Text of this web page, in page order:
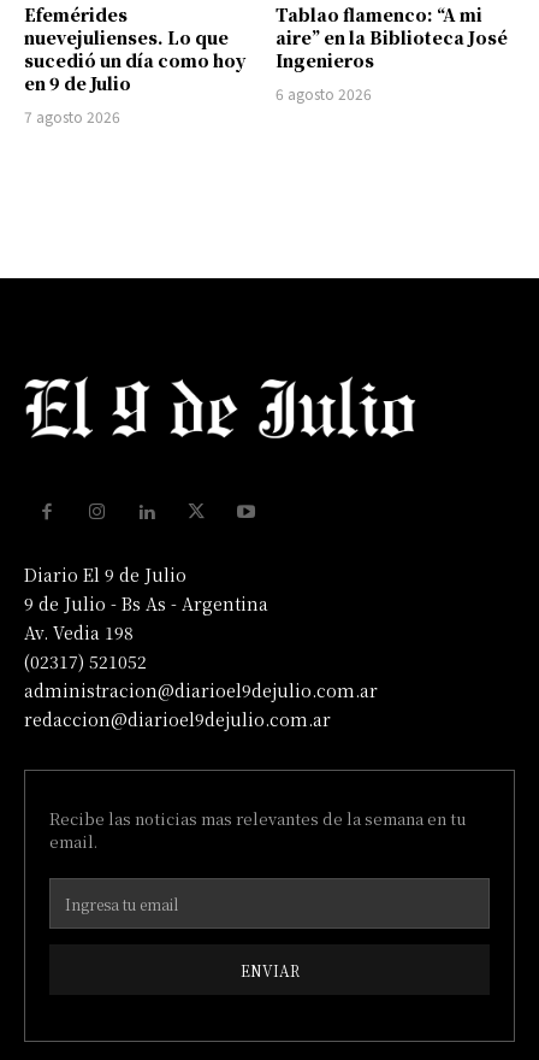
Efemérides
nuevejulienses. Lo que
sucedió un día como hoy
en 9 de Julio
7 agosto 2026
Tablao flamenco: “A mi
aire” en la Biblioteca José
Ingenieros
6 agosto 2026
Diario El 9 de Julio
9 de Julio - Bs As - Argentina
Av. Vedia 198
(02317) 521052
administracion@diarioel9dejulio.com.ar
redaccion@diarioel9dejulio.com.ar
Recibe las noticias mas relevantes de la semana en tu
email.
ENVIAR